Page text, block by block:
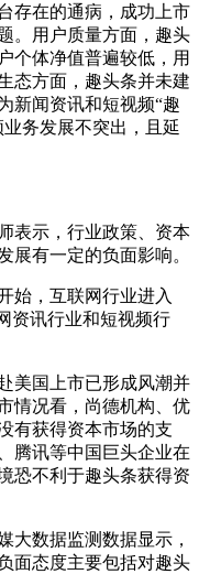
存在的通病，成功上市
。用户质量方面，趣头
个体净值普遍较低，用
态方面，趣头条并未建
新闻资讯和短视频“趣
务发展不突出，且延
示，行业政策、资本
展有一定的负面影响。
，互联网行业进入
资讯行业和短视频行
国上市已形成风潮并
情况看，尚德机构、优
有获得资本市场的支
腾讯等中国巨头企业在
恐不利于趣头条获得资
数据监测数据显示，
面态度主要包括对趣头